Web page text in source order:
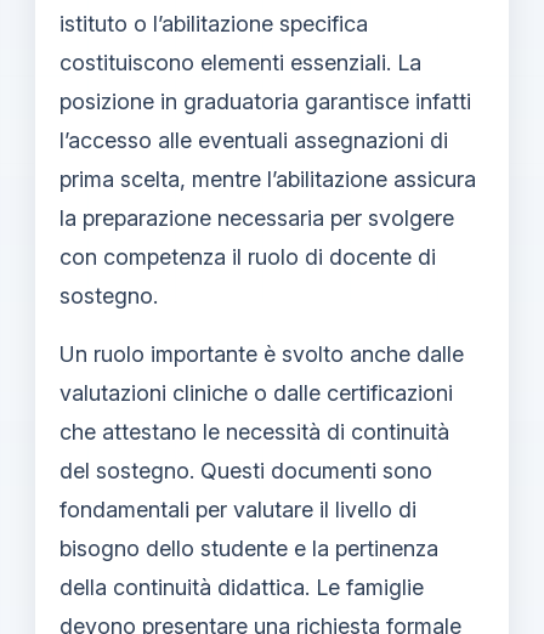
istituto o l’abilitazione specifica
costituiscono elementi essenziali. La
posizione in graduatoria garantisce infatti
l’accesso alle eventuali assegnazioni di
prima scelta, mentre l’abilitazione assicura
la preparazione necessaria per svolgere
con competenza il ruolo di docente di
sostegno.
Un ruolo importante è svolto anche dalle
valutazioni cliniche o dalle certificazioni
che attestano le necessità di continuità
del sostegno. Questi documenti sono
fondamentali per valutare il livello di
bisogno dello studente e la pertinenza
della continuità didattica. Le famiglie
devono presentare una richiesta formale